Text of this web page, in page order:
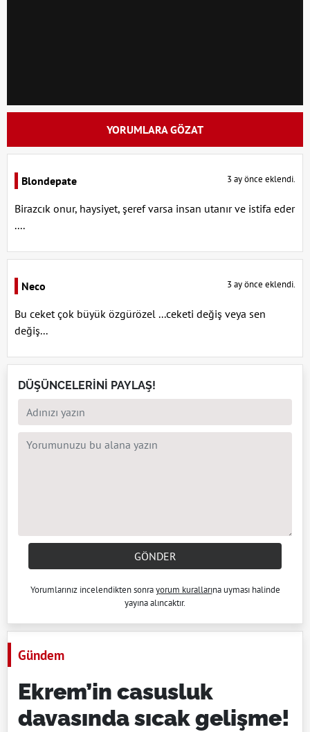
YORUMLARA GÖZAT
Blondepate 3 ay önce eklendi.
Birazcık onur, haysiyet, şeref varsa insan utanır ve istifa eder
....
Neco 3 ay önce eklendi.
Bu ceket çok büyük özgürözel ...ceketi değiş veya sen
değiş...
DÜŞÜNCELERİNİ PAYLAŞ!
GÖNDER
Yorumlarınız incelendikten sonrayorum kurallarına uyması halinde
yayına alıncaktır.
Gündem
Ekrem’in casusluk
davasında sıcak gelişme!